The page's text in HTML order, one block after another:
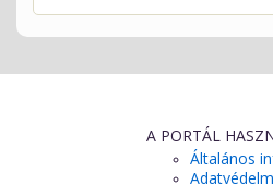
A PORTÁL
Általános